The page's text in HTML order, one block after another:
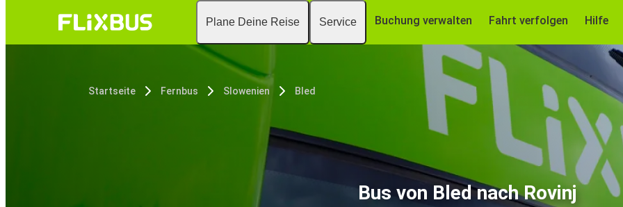
Plane Deine Reise Service Buchung verwalten Fahrt verfolgen Hilfe
Startseite Fernbus Slowenien Bled
Bus von Bled nach Rovinj